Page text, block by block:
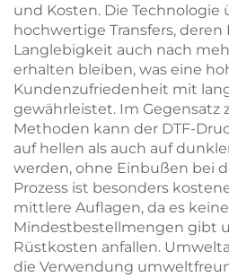
und Kosten. Die
hochwertige Transfers,
Langlebigkeit auch nach
erhalten bleiben, was eine
Kundenzufriedenheit mit
gewährleistet. Im Gegensatz
Methoden kann der DTF-
auf hellen als auch auf
werden, ohne Einbußen bei
Prozess ist besonders
mittlere Auflagen, da es keine
Mindestbestellmengen gibt
Rüstkosten anfallen.
die Verwendung